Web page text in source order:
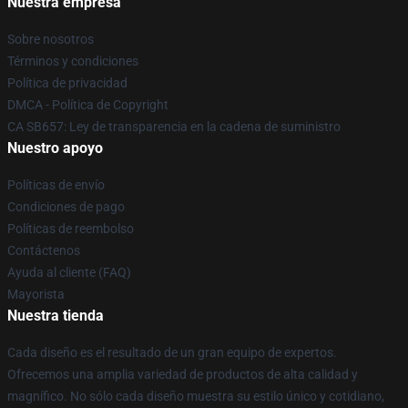
Sobre nosotros
Términos y condiciones
Política de privacidad
DMCA - Política de Copyright
CA SB657: Ley de transparencia en la cadena de suministro
Nuestro apoyo
Políticas de envío
Condiciones de pago
Políticas de reembolso
Contáctenos
Ayuda al cliente (FAQ)
Mayorista
Nuestra tienda
Cada diseño es el resultado de un gran equipo de expertos.
Ofrecemos una amplia variedad de productos de alta calidad y
magnífico. No sólo cada diseño muestra su estilo único y cotidiano,